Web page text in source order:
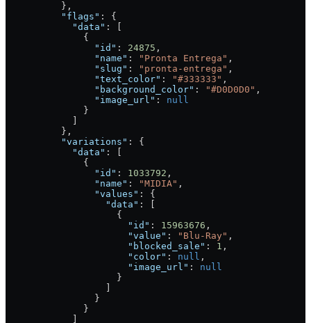
          },
          "flags"
: {
            "data"
: [
              {
                "id"
: 24875 ,
                "name"
: "Pronta Entrega" ,
                "slug"
: "pronta-entrega" ,
                "text_color"
: "#333333" ,
                "background_color"
: "#D0D0D0" ,
                "image_url"
: null
              }
          },
          "variations"
: {
            "data"
: [
              {
                "id"
: 1033792 ,
                "name"
: "MIDIA" ,
                "values"
: {
                  "data"
: [
                    {
                      "id"
: 15963676 ,
                      "value"
: "Blu-Ray" ,
                      "blocked_sale"
: 1 ,
                      "color"
: null ,
                      "image_url"
: null
                    }
                }
              }